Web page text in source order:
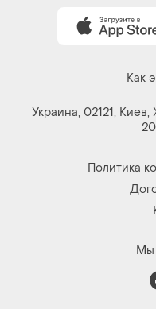
Как
Украина, 02121,
Политика
Мы